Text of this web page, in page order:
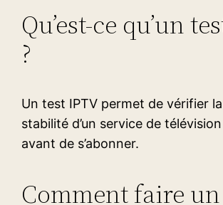
Qu’est-ce qu’un
?
Un test IPTV permet de vérifier
stabilité d’un service de
avant de s’abonner.
Comment faire